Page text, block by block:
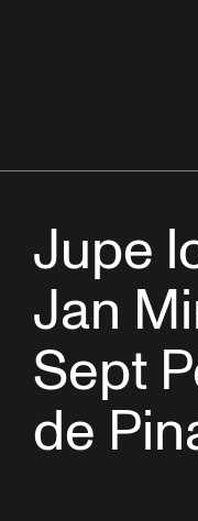
Jupe
Jan
Sept
de